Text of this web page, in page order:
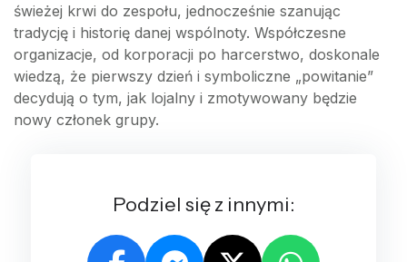
świeżej krwi do zespołu, jednocześnie szanując
tradycję i historię danej wspólnoty. Współczesne
organizacje, od korporacji po harcerstwo, doskonale
wiedzą, że pierwszy dzień i symboliczne „powitanie”
decydują o tym, jak lojalny i zmotywowany będzie
nowy członek grupy.
Podziel się z innymi: